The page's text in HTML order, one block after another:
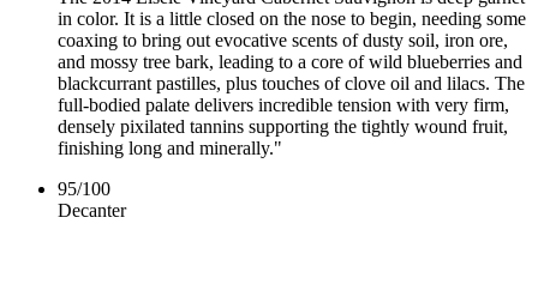
in color. It is a little closed on the nose to begin, needing some
coaxing to bring out evocative scents of dusty soil, iron ore,
and mossy tree bark, leading to a core of wild blueberries and
blackcurrant pastilles, plus touches of clove oil and lilacs. The
full-bodied palate delivers incredible tension with very firm,
densely pixilated tannins supporting the tightly wound fruit,
finishing long and minerally."
95/100
Decanter